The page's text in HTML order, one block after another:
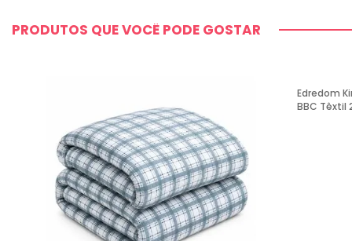
PRODUTOS QUE VOCÊ PODE GOSTAR
Edredom
BBC Têxtil